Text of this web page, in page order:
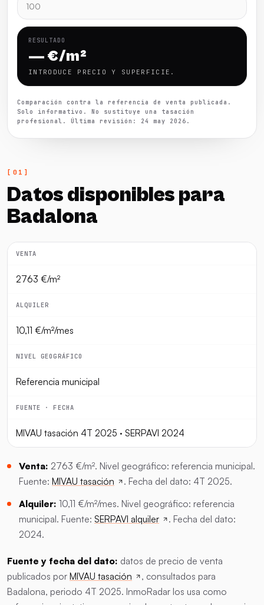
RESULTADO
— €/m²
INTRODUCE PRECIO Y SUPERFICIE.
Comparación contra la referencia de venta publicada.
Solo informativo. No sustituye una tasación
profesional. Última revisión: 24 may 2026.
Datos disponibles para
Badalona
VENTA
2763 €/m²
ALQUILER
10,11 €/m²/mes
NIVEL GEOGRÁFICO
Referencia municipal
FUENTE · FECHA
MIVAU tasación 4T 2025 · SERPAVI 2024
Venta: 2763 €/m². Nivel geográfico: referencia municipal.
Fuente: MIVAU tasación
. Fecha del dato: 4T 2025.
Alquiler: 10,11 €/m²/mes. Nivel geográfico: referencia
municipal. Fuente: SERPAVI alquiler
. Fecha del dato:
2024.
Fuente y fecha del dato: datos de precio de venta
publicados por MIVAU tasación
, consultados para
Badalona, periodo 4T 2025. InmoRadar los usa como